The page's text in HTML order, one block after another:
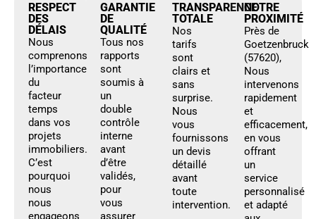
RESPECT
DES
DÉLAIS
Nous
comprenons
l’importance
du
facteur
temps
dans vos
projets
immobiliers.
C’est
pourquoi
nous
nous
engageons
GARANTIE
DE
QUALITÉ
Tous nos
rapports
sont
soumis à
un
double
contrôle
interne
avant
d’être
validés,
pour
vous
assurer
TRANSPARENCE
TOTALE
Nos
tarifs
sont
clairs et
sans
surprise.
Nous
vous
fournissons
un devis
détaillé
avant
toute
intervention.
NOTRE
PROXIMITÉ
Près de
Goetzenbruck
(57620),
Nous
intervenons
rapidement
et
efficacement,
en vous
offrant
un
service
personnalisé
et adapté